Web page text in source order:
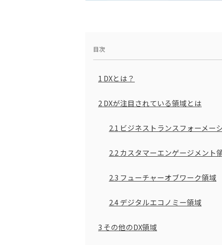
目次
1 DXとは？
2 DXが注目されている領域とは
2.1 ビジネストランスフォーメー
2.2 カスタマーエンゲージメント
2.3 フューチャーオブワーク領域
2.4デジタルエコノミー領域
3 その他のDX領域